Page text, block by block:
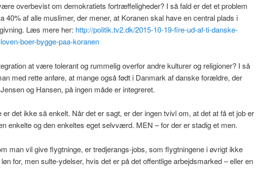
overbevist om demokratiets fortræffeligheder? I så fald er det et problem
40% af alle muslimer, der mener, at Koranen skal have en central plads i
Læs mere her: http://politik.tv2.dk/2015-10-19-fire-ud-af-ti-danske-
boer-bygge-paa-koranen
at være tolerant og rummelig overfor andre kulturer og religioner? I så
med rette anføre, at mange også født i Danmark af danske forældre, der
og Hansen, på ingen måde er integreret.
er det ikke så enkelt. Når det er sagt, er der ingen tvivl om, at det at få et job er
enkelte og den enkeltes eget selvværd. MEN – for der er stadig et men.
man vil give flygtninge, er tredjerangs-jobs, som flygtningene i øvrigt ikke
for, men sulte-ydelser, hvis det er på det offentlige arbejdsmarked – eller en